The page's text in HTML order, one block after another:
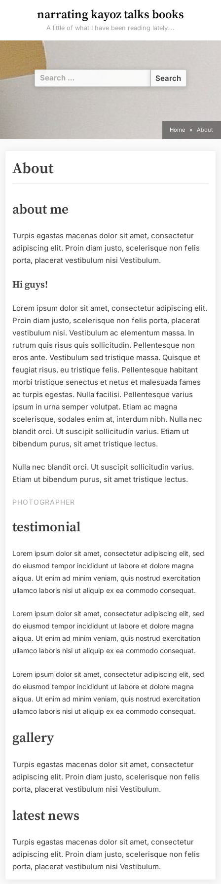
narrating kayoz talks books
A little of what I have been reading lately….
Search
for:
Home About
About
about me
Turpis egastas macenas dolor sit amet, consectetur
adipiscing elit. Proin diam justo, scelerisque non felis
porta, placerat vestibulum nisi Vestibulum.
Hi guys!
Lorem ipsum dolor sit amet, consectetur adipiscing elit.
Proin diam justo, scelerisque non felis porta, placerat
vestibulum nisi. Vestibulum ac elementum massa. In
rutrum quis risus quis sollicitudin. Pellentesque non
eros ante. Vestibulum sed tristique massa. Quisque et
feugiat risus, eu tristique felis. Pellentesque habitant
morbi tristique senectus et netus et malesuada fames
ac turpis egestas. Nulla facilisi. Pellentesque varius
ipsum in urna semper volutpat. Etiam ac magna
scelerisque, sodales enim at, interdum nibh. Nulla nec
blandit orci. Ut suscipit sollicitudin varius. Etiam ut
bibendum purus, sit amet tristique lectus.
Nulla nec blandit orci. Ut suscipit sollicitudin varius.
Etiam ut bibendum purus, sit amet tristique lectus.
PHOTOGRAPHER
testimonial
Lorem ipsum dolor sit amet, consectetur adipiscing elit, sed
do eiusmod tempor incididunt ut labore et dolore magna
aliqua. Ut enim ad minim veniam, quis nostrud exercitation
ullamco laboris nisi ut aliquip ex ea commodo consequat.
Lorem ipsum dolor sit amet, consectetur adipiscing elit, sed
do eiusmod tempor incididunt ut labore et dolore magna
aliqua. Ut enim ad minim veniam, quis nostrud exercitation
ullamco laboris nisi ut aliquip ex ea commodo consequat.
Lorem ipsum dolor sit amet, consectetur adipiscing elit, sed
do eiusmod tempor incididunt ut labore et dolore magna
aliqua. Ut enim ad minim veniam, quis nostrud exercitation
ullamco laboris nisi ut aliquip ex ea commodo consequat.
gallery
Turpis egastas macenas dolor sit amet, consectetur
adipiscing elit. Proin diam justo, scelerisque non felis
porta, placerat vestibulum nisi Vestibulum.
latest news
Turpis egastas macenas dolor sit amet, consectetur
adipiscing elit. Proin diam justo, scelerisque non felis
porta, placerat vestibulum nisi Vestibulum.